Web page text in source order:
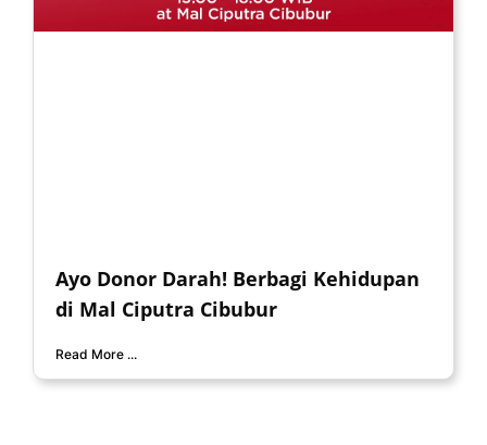
Ayo Donor Darah! Berbagi Kehidupan
di Mal Ciputra Cibubur
Read More ...